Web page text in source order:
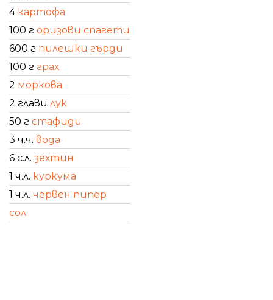
4 картофа
100 г оризови спагети
600 г пилешки гърди
100 г грах
2 моркова
2 глави лук
50 г стафиди
3 ч.ч. вода
6 с.л. зехтин
1 ч.л. куркума
1 ч.л. червен пипер
сол